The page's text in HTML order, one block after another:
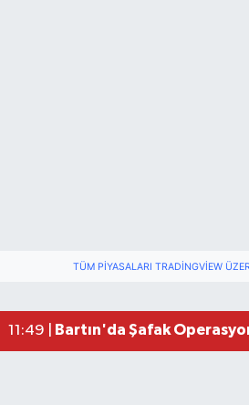
TÜM PIYASALARI TRADINGVIEW
11:49 | Bartın'da Şafak